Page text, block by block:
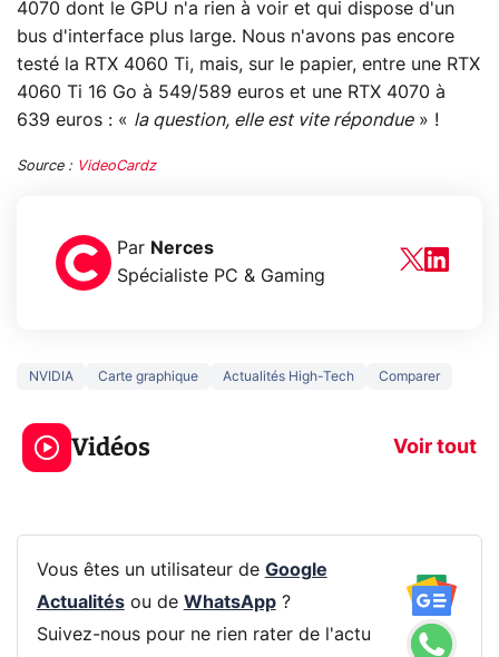
4070 dont le GPU n'a rien à voir et qui dispose d'un
bus d'interface plus large. Nous n'avons pas encore
testé la RTX 4060 Ti, mais, sur le papier, entre une RTX
4060 Ti 16 Go à 549/589 euros et une RTX 4070 à
639 euros : « la question, elle est vite répondue» !
Source : VideoCardz
Par Nerces
Spécialiste PC & Gaming
NVIDIA Carte graphique Actualités High-Tech Comparer
Vidéos Voir tout
3 écrans en 1 pour
319€ ? Voici L'AOC
CQ32G4ZA !
5
prochaine
Vous êtes un utilisateur de Google
Actualitésou de WhatsApp?
Suivez-nous pour ne rien rater de l'actu